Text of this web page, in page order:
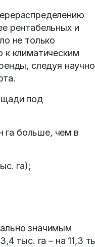
рентабельных и
не только
к климатическим
следуя научно
под
га больше, чем в
га);
значимым
тыс. га – на 11,3